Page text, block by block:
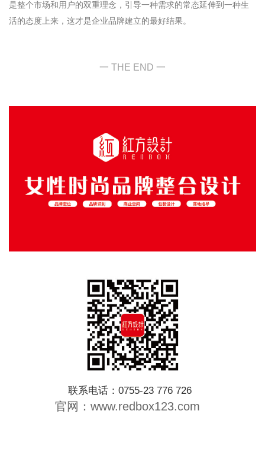
是整个市场和用户的双重理念，引导一种需求的常态延伸到一种生
活的态度上来，这才是企业品牌建立的最好结果。
一 THE END 一
联系电话：0755-23 776 726
官网：www.redbox123.com